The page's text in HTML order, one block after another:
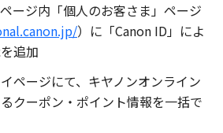
ージ内「個人のお客さま」ページ
）に「Canon ID」によ
追加
ページにて、キヤノンオンライン
クーポン・ポイント情報を一括で